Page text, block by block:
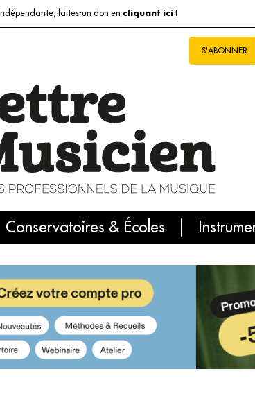
faites-un don en cliquant ici !
S'ABONNER
Conservatoires & Écoles
Le numéro du mois International